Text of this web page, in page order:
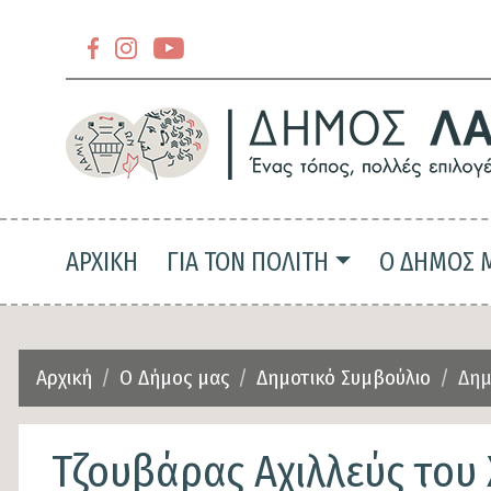
Section
header-
slider-
top
Section
header-
top-
Main navigation
ΑΡΧΙΚΗ ΓΙΑ ΤΟΝ ΠΟΛΙΤΗ Ο ΔΗΜΟΣ
Αρχική Ο Δήμος μας Δημοτικό Συμβούλιο
Τζουβάρας Αχιλλεύς